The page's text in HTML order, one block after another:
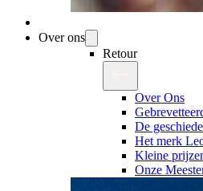
Over ons
Retour
Over Ons
De
Het merk
Kleine
Onze